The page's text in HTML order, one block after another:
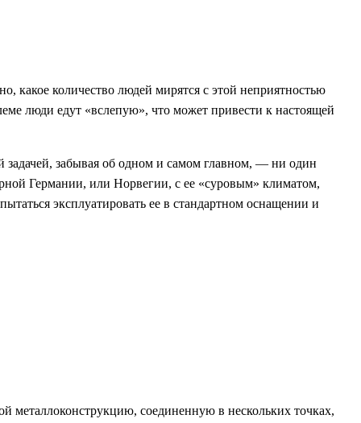
какое количество людей мирятся с этой неприятностью
люди едут «вслепую», что может привести к настоящей
задачей, забывая об одном и самом главном, — ни один
Германии, или Норвегии, с ее «суровым» климатом,
эксплуатировать ее в стандартном оснащении и
металлоконструкцию, соединенную в нескольких точках,